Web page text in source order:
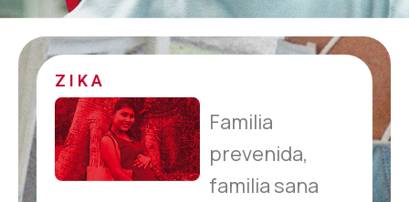
ZIKA
Familia
prevenida,
familia sana